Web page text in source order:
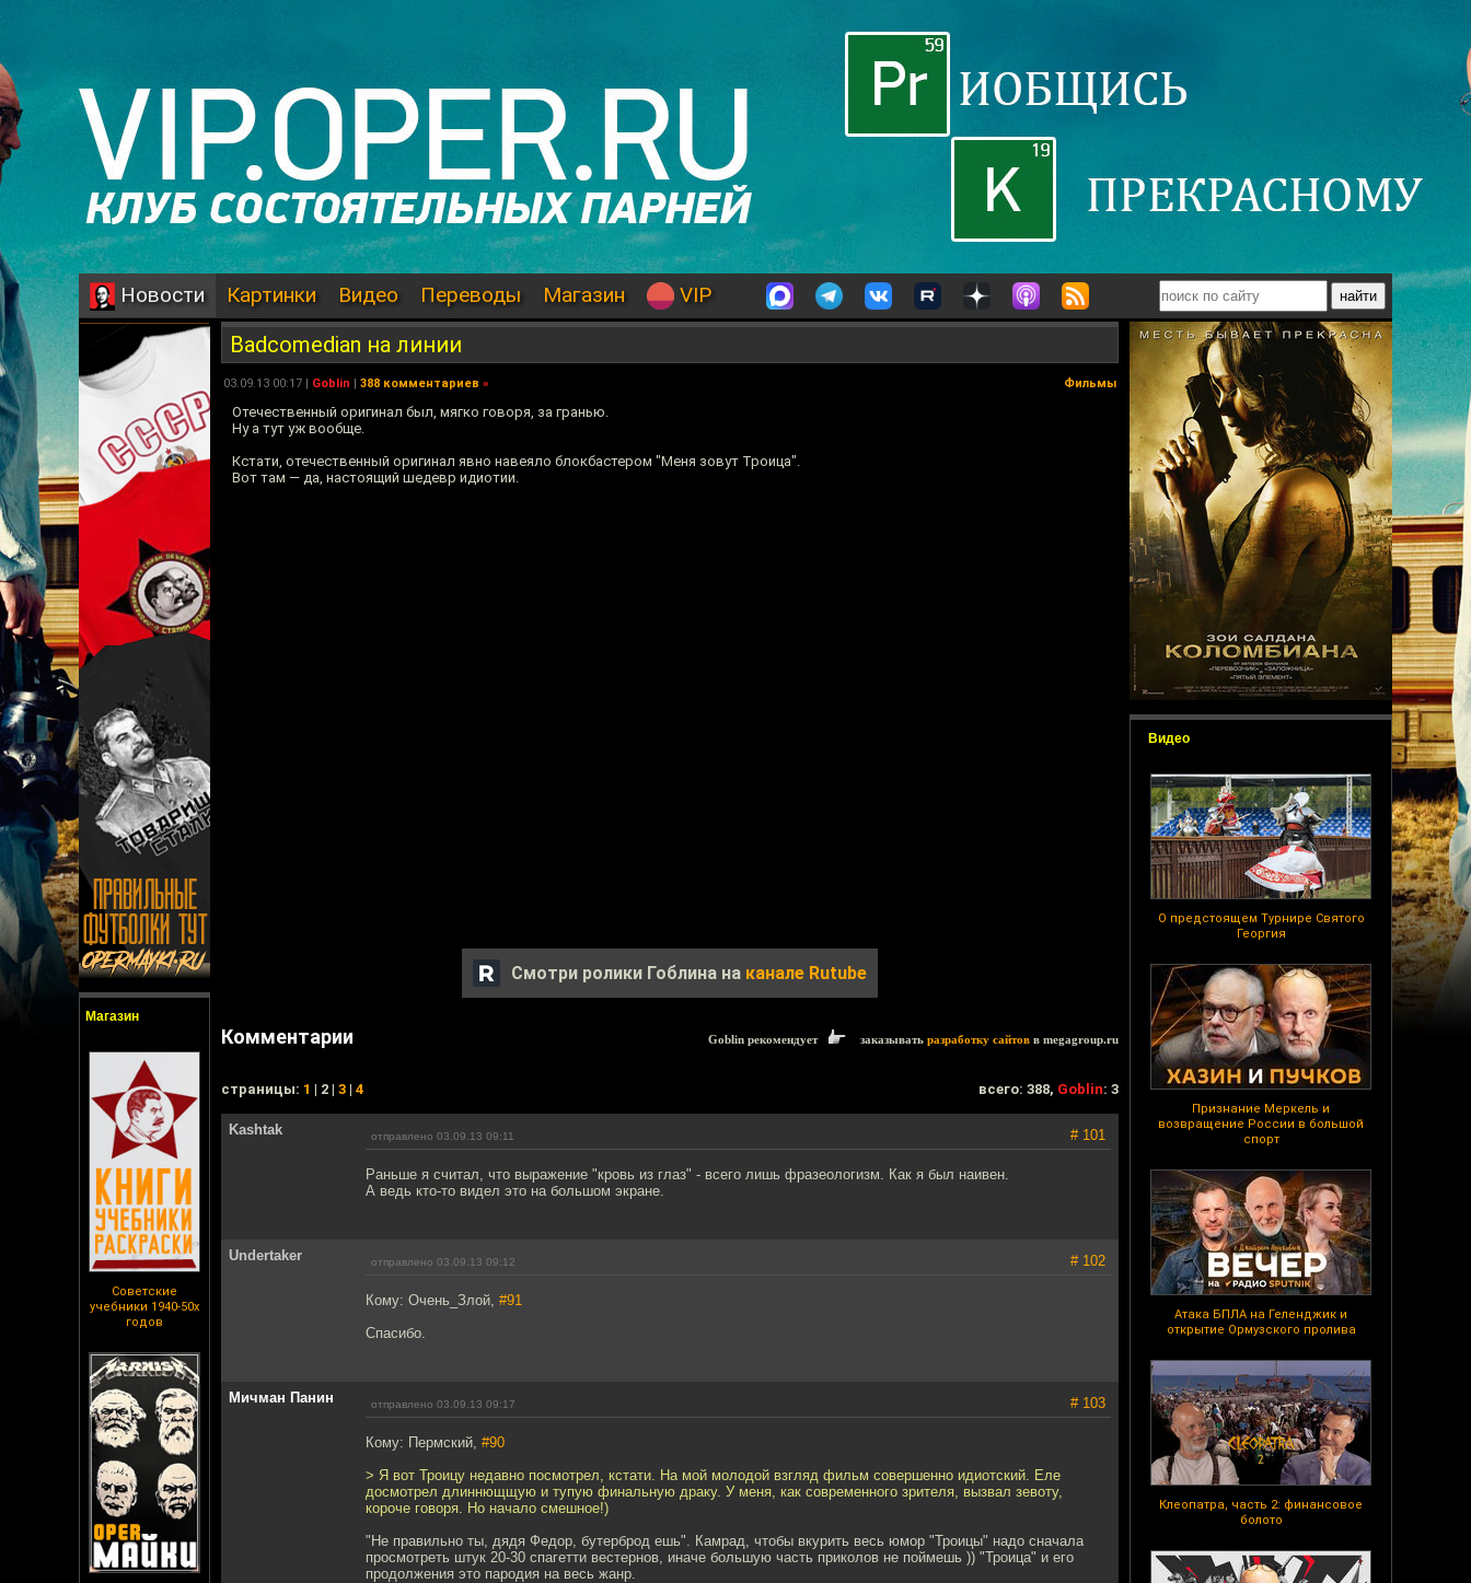
Новости Картинки Видео Переводы Магазин VIP
Магазин
Советские
учебники 1940-50х
годов
Видео
О предстоящем Турнире Святого
Георгия
Признание Меркель и
возвращение России в большой
спорт
Атака БПЛА на Геленджик и
открытие Ормузского пролива
Клеопатра, часть 2: финансовое
болото
Badcomedian на линии
03.09.13 00:17 | Goblin | 388 комментариев » Фильмы
Отечественный оригинал был, мягко говоря, за гранью.
Ну а тут уж вообще.
Кстати, отечественный оригинал явно навеяло блокбастером "Меня зовут Троица".
Вот там — да, настоящий шедевр идиотии.
Смотри ролики Гоблина на канале Rutube
Комментарии Goblin рекомендует заказывать разработку сайтов в megagroup.ru
cтраницы: 1 | 2 | 3 | 4 всего: 388, Goblin: 3
Kashtak отправлено 03.09.13 09:11 # 101
Раньше я считал, что выражение "кровь из глаз" - всего лишь фразеологизм. Как я был наивен.
А ведь кто-то видел это на большом экране.
Undertaker отправлено 03.09.13 09:12 # 102
Кому: Очень_Злой, #91
Спасибо.
Мичман Панин отправлено 03.09.13 09:17 # 103
Кому: Пермский, #90
> Я вот Троицу недавно посмотрел, кстати. На мой молодой взгляд фильм совершенно идиотский. Еле
досмотрел длиннющщую и тупую финальную драку. У меня, как современного зрителя, вызвал зевоту,
короче говоря. Но начало смешное!)
"Не правильно ты, дядя Федор, бутерброд ешь". Камрад, чтобы вкурить весь юмор "Троицы" надо сначала
просмотреть штук 20-30 спагетти вестернов, иначе большую часть приколов не поймешь )) "Троица" и его
продолжения это пародия на весь жанр.